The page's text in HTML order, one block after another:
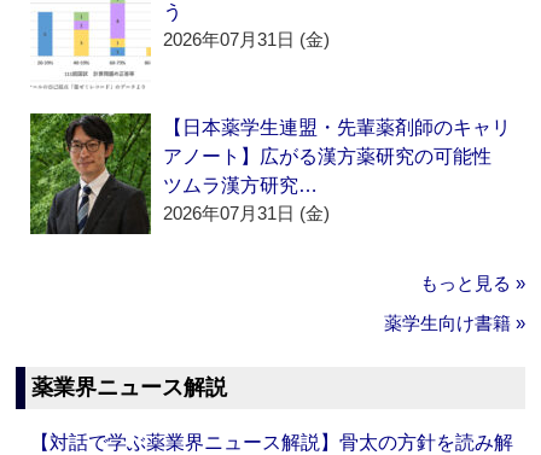
う
2026年07月31日 (金)
【日本薬学生連盟・先輩薬剤師のキャリ
アノート】広がる漢方薬研究の可能性
ツムラ漢方研究…
2026年07月31日 (金)
もっと見る »
薬学生向け書籍 »
薬業界ニュース解説
【対話で学ぶ薬業界ニュース解説】骨太の方針を読み解